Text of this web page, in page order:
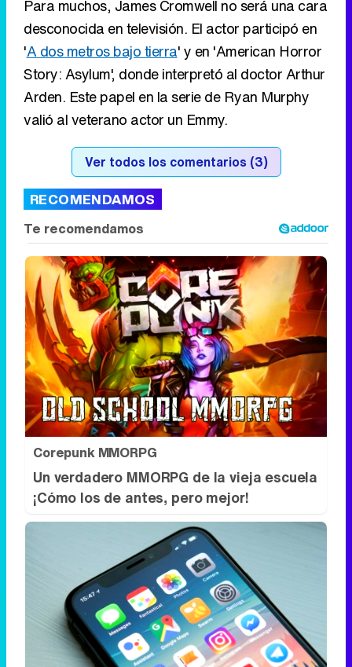
valió al veterano actor un Emmy.
Ver todos los comentarios (3)
RECOMENDAMOS
Corepunk MMORPG
Un verdadero MMORPG de la vieja escuela
¡Cómo los de antes, pero mejor!
9 apps que valen oro
No son populares, pero sí
extraordinariamente útiles